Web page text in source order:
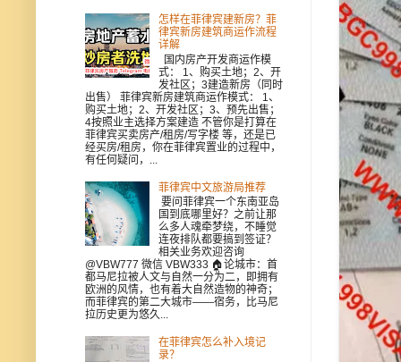
怎样在菲律宾建新房？菲
律宾新房建筑商运作流程
详解
国内房产开发商运作模
式： 1、购买土地；2、开
发社区；3建造新房（同时
出售） 菲律宾新房建筑商运作模式： 1、
购买土地；2、开发社区；3、预先出售；
4按照业主选择方案建造 不管你是打算在
菲律宾买卖房产/租房/写字楼 等，还是已
经买房/租房，你在菲律宾置业的过程中，
有任何疑问，...
菲律宾中文旅游局推荐
要问菲律宾一个东南亚岛
国到底哪里好？之前让那
么多人魂牵梦绕，不睡觉
连夜排队都要搞到签证？
相关业务欢迎咨询
@VBW777 微信 VBW333 🏠论城市：首
都马尼拉被人文与自然一分为二，即拥有
欧洲的风情，也有着大自然造物的神奇；
而菲律宾的第二大城市——宿务，比马尼
拉历史更为悠久...
在菲律宾怎么补入境记
录？